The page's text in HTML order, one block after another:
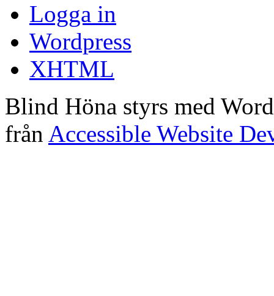
Logga in
Wordpress
XHTML
Blind Höna styrs med
från Accessible Website